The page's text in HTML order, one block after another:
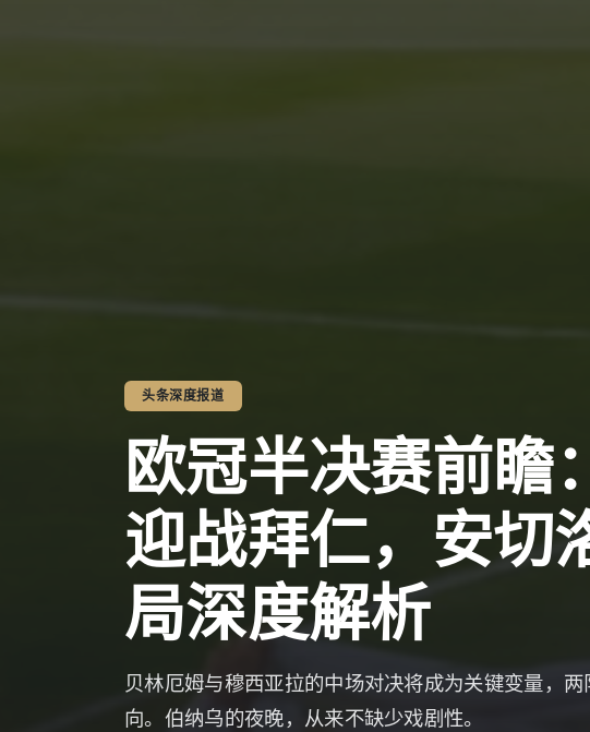
头条深度报道
欧冠半决赛前瞻
迎战拜仁，安切
局深度解析
贝林厄姆与穆西亚拉的中场对决将成为关键变量，
向。伯纳乌的夜晚，从来不缺少戏剧性。